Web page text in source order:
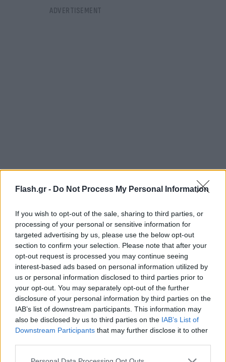
Flash.gr - Do Not Process My Personal Information
If you wish to opt-out of the sale, sharing to third parties, or
processing of your personal or sensitive information for
targeted advertising by us, please use the below opt-out
section to confirm your selection. Please note that after your
opt-out request is processed you may continue seeing
interest-based ads based on personal information utilized by
us or personal information disclosed to third parties prior to
your opt-out. You may separately opt-out of the further
disclosure of your personal information by third parties on the
IAB’s list of downstream participants. This information may
also be disclosed by us to third parties on the IAB’s List of
Downstream Participants that may further disclose it to other
Please note that this website/app uses one or more Google
🚨 LEAKED VIDEO: Trump on Biden he’s “quitting
pile of crap… Now we have Kamala. She’s so f—king
bad”
pic.twitter.com/G9eLy1hmIc
— Benny Johnson (@bennyjohnson)July 4, 2024
Η απάντηση της ομάδας Μπάιντεν
Η ομάδα του νυν προέδρου απάντησε στους
σχολιασμούς του Τραμπ με μια αιχμηρή
ανακοίνωση. «Όχι Ντόναλντ. Αυτό που είναι κακό
είναι να στερείς τα δικαιώματα των γυναικών, αυτό